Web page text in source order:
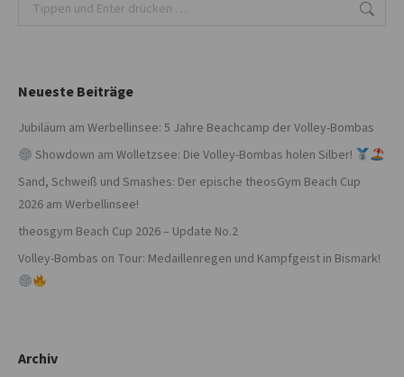
Neueste Beiträge
Jubiläum am Werbellinsee: 5 Jahre Beachcamp der Volley-Bombas
Showdown am Wolletzsee: Die Volley-Bombas holen Silber!
Sand, Schweiß und Smashes: Der epische theosGym Beach Cup
2026 am Werbellinsee!
theosgym Beach Cup 2026 – Update No.2
Volley-Bombas on Tour: Medaillenregen und Kampfgeist in Bismark!
Archiv